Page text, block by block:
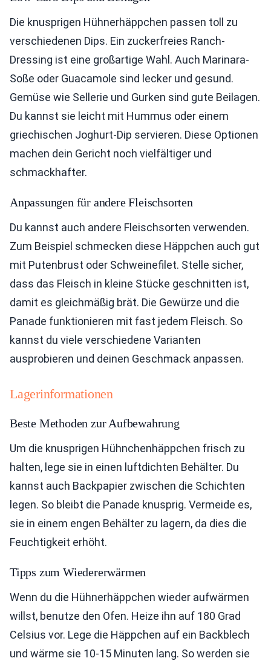
Die knusprigen Hühnerhäppchen passen toll zu
verschiedenen Dips. Ein zuckerfreies Ranch-
Dressing ist eine großartige Wahl. Auch Marinara-
Soße oder Guacamole sind lecker und gesund.
Gemüse wie Sellerie und Gurken sind gute Beilagen.
Du kannst sie leicht mit Hummus oder einem
griechischen Joghurt-Dip servieren. Diese Optionen
machen dein Gericht noch vielfältiger und
schmackhafter.
Anpassungen für andere Fleischsorten
Du kannst auch andere Fleischsorten verwenden.
Zum Beispiel schmecken diese Häppchen auch gut
mit Putenbrust oder Schweinefilet. Stelle sicher,
dass das Fleisch in kleine Stücke geschnitten ist,
damit es gleichmäßig brät. Die Gewürze und die
Panade funktionieren mit fast jedem Fleisch. So
kannst du viele verschiedene Varianten
ausprobieren und deinen Geschmack anpassen.
Lagerinformationen
Beste Methoden zur Aufbewahrung
Um die knusprigen Hühnchenhäppchen frisch zu
halten, lege sie in einen luftdichten Behälter. Du
kannst auch Backpapier zwischen die Schichten
legen. So bleibt die Panade knusprig. Vermeide es,
sie in einem engen Behälter zu lagern, da dies die
Feuchtigkeit erhöht.
Tipps zum Wiedererwärmen
Wenn du die Hühnerhäppchen wieder aufwärmen
willst, benutze den Ofen. Heize ihn auf 180 Grad
Celsius vor. Lege die Häppchen auf ein Backblech
und wärme sie 10-15 Minuten lang. So werden sie